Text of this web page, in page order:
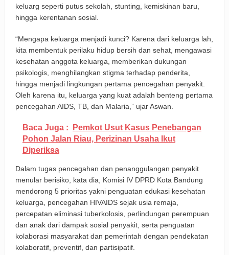
keluarg seperti putus sekolah, stunting, kemiskinan baru,
hingga kerentanan sosial.
“Mengapa keluarga menjadi kunci? Karena dari keluarga lah,
kita membentuk perilaku hidup bersih dan sehat, mengawasi
kesehatan anggota keluarga, memberikan dukungan
psikologis, menghilangkan stigma terhadap penderita,
hingga menjadi lingkungan pertama pencegahan penyakit.
Oleh karena itu, keluarga yang kuat adalah benteng pertama
pencegahan AIDS, TB, dan Malaria,” ujar Aswan.
Baca Juga :
Pemkot Usut Kasus Penebangan
Pohon Jalan Riau, Perizinan Usaha Ikut
Diperiksa
Dalam tugas pencegahan dan penanggulangan penyakit
menular berisiko, kata dia, Komisi IV DPRD Kota Bandung
mendorong 5 prioritas yakni penguatan edukasi kesehatan
keluarga, pencegahan HIVAIDS sejak usia remaja,
percepatan eliminasi tuberkolosis, perlindungan perempuan
dan anak dari dampak sosial penyakit, serta penguatan
kolaborasi masyarakat dan pemerintah dengan pendekatan
kolaboratif, preventif, dan partisipatif.